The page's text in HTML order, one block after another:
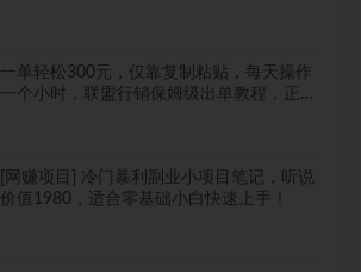
一单轻松300元，仅靠复制粘贴，每天操作
一个小时，联盟行销保姆级出单教程，正规
[网赚项目] 冷门暴利副业小项目笔记，听说
价值1980，适合零基础小白快速上手！